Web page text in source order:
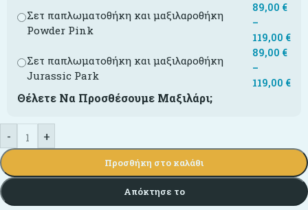
Σετ παπλωματοθήκη και μαξιλαροθήκη
Powder Pink
89,00 €
–
119,00 €
Σετ παπλωματοθήκη και μαξιλαροθήκη
Jurassic Park
89,00 €
–
119,00 €
Θέλετε Να Προσθέσουμε Μαξιλάρι;
- +
Προσθήκη στο καλάθι
Απόκτησε το